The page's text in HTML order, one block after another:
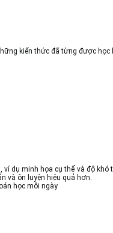
kiến thức đã từng được học
ví dụ minh họa cụ thể và độ khó
và ôn luyện hiệu quả hơn.
học mỗi ngày